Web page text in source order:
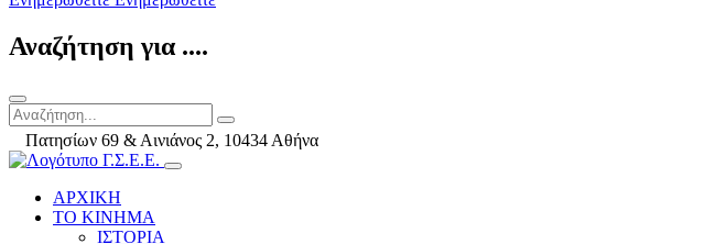
Αναζήτηση για ....
Πατησίων 69 & Αινιάνος 2, 10434 Αθήνα
ΑΡΧΙΚΗ
ΤΟ ΚΙΝΗΜΑ
ΙΣΤΟΡΙΑ